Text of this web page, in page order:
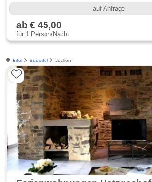
auf Anfrage
ab € 45,00
für 1 Person/Nacht
Eifel Südeifel Jucken